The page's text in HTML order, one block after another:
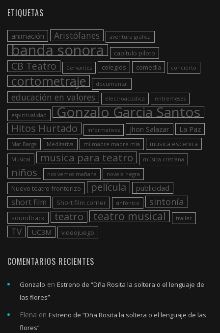
ETIQUETAS
animación Aristófanes aventura gráfica
banda sonora capítulo piloto
CB Teatro Cervantes colegios comedia concierto
cortometraje documental
educación en valores electroacústica entremeses
espiritualidad Gonzalo Garcia Santos
Hitos Hurtado informativos Jhon Salazar La Paz
Mat Barga Meditativa mi madre madre mia musica escenica
Musical musica para teatro música cristiana
niños nos vemos mañana novela negra
Nuevo teatro fronterizo película publicidad
short film Short film corner sinfónico sintonía
soundtrack teatro teatro musical trailer
TV UC3M videojuego
COMENTARIOS RECIENTES
Gonzalo en Estreno de “Dña Rosita la soltera o el lenguaje de
las flores”
Elena en Estreno de “Dña Rosita la soltera o el lenguaje de las
flores”